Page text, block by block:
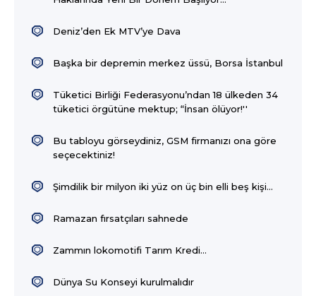
Deniz’den Ek MTV’ye Dava
Başka bir depremin merkez üssü, Borsa İstanbul
Tüketici Birliği Federasyonu’ndan 18 ülkeden 34
tüketici örgütüne mektup; “İnsan ölüyor!''
Bu tabloyu görseydiniz, GSM firmanızı ona göre
seçecektiniz!
Şimdilik bir milyon iki yüz on üç bin elli beş kişi…
Ramazan fırsatçıları sahnede
Zammın lokomotifi Tarım Kredi…
Dünya Su Konseyi kurulmalıdır